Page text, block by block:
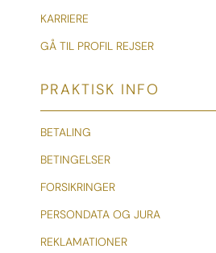
KARRIERE
GÅ TIL PROFIL REJSER
PRAKTISK INFO
BETALING
BETINGELSER
FORSIKRINGER
PERSONDATA OG JURA
REKLAMATIONER